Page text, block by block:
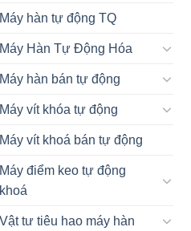
Máy hàn tự động TQ
Máy Hàn Tự Động Hóa
Máy hàn bán tự động
Máy vít khóa tự động
Máy vít khoá bán tự động
Máy điểm keo tự động
khoá
Vật tư tiêu hao máy hàn